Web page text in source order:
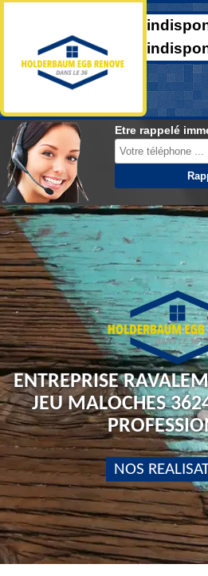
Etre rappelé
ENTREPRISE
JEU MALOCHES
NOS